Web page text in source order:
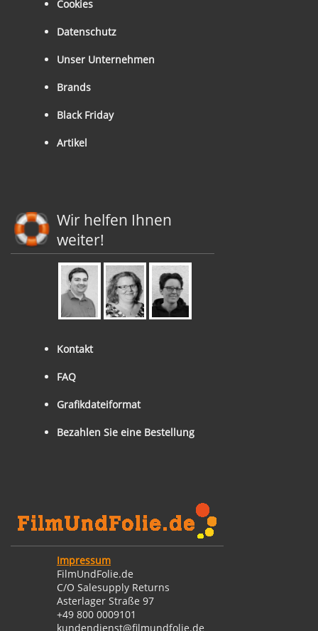
Cookies
Datenschutz
Unser Unternehmen
Brands
Black Friday
Artikel
Wir helfen Ihnen
weiter!
Kontakt
FAQ
Grafikdateiformat
Bezahlen Sie eine Bestellung
Impressum
FilmUndFolie.de
C/O Salesupply Returns
Asterlager Straße 97
+49 800 0009101
kundendienst@filmundfolie.de